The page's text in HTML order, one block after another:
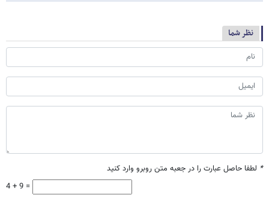
نظر شما
* لطفا حاصل عبارت را در جعبه متن روبرو وارد کنید
4 + 9 =